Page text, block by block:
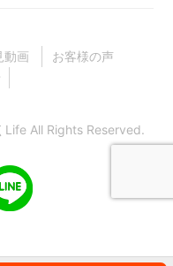
動画
お客様の声
Life All Rights Reserved.